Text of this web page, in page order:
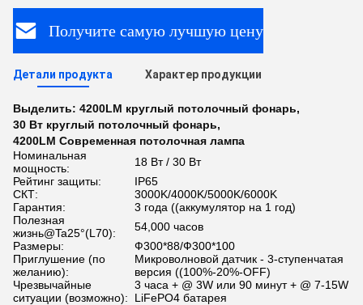
Получите самую лучшую цену
Детали продукта Характер продукции
Выделить: 4200LM круглый потолочный фонарь,
30 Вт круглый потолочный фонарь,
4200LM Современная потолочная лампа
Номинальная
мощность:
18 Вт / 30 Вт
Рейтинг защиты:
IP65
СКТ:
3000K/4000K/5000K/6000K
Гарантия:
3 года ((аккумулятор на 1 год)
Полезная
жизнь@Ta25°(L70):
54,000 часов
Размеры:
Ф300*88/Ф300*100
Приглушение (по
желанию):
Микроволновой датчик - 3-ступенчатая
версия ((100%-20%-OFF)
Чрезвычайные
ситуации (возможно):
3 часа + @ 3W или 90 минут + @ 7-15W
LiFePO4 батарея